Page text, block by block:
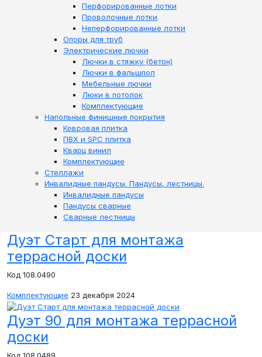
Перфорированные лотки
Проволочные лотки
Неперфорированные лотки
Опоры для труб
Электрические лючки
Лючки в стяжку (бетон)
Лючки в фальшпол
Мебельные лючки
Люки в потолок
Комплектующие
Напольные финишные покрытия
Ковровая плитка
ПВХ и SPC плитка
Кварц винил
Комплектующие
Стеллажи
Инвалидные пандусы. Пандусы, лестницы.
Инвалидные пандусы
Пандусы сварные
Сварные лестницы
Дуэт Старт для монтажа
террасной доски
Код 108.0490
Комплектующие 23 декабря 2024
Дуэт 90 для монтажа террасной
доски